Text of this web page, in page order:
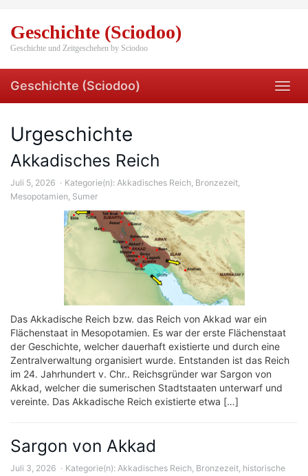
main
content
Geschichte (Sciodoo)
Geschichte und Zeitgeschehen by Sciodoo
Geschichte (Sciodoo)
Urgeschichte
Akkadisches Reich
Juli 5, 2026 Kategorie(n): Akkadisches Reich, Bronzezeit,
Mesopotamien, Sumer
Das Akkadische Reich bzw. das Reich von Akkad war ein
Flächenstaat in Mesopotamien. Es war der erste Flächenstaat
der Geschichte, welcher dauerhaft existierte und durch eine
Zentralverwaltung organisiert wurde. Entstanden ist das Reich
im 24. Jahrhundert v. Chr.. Reichsgründer war Sargon von
Akkad, welcher die sumerischen Stadtstaaten unterwarf und
vereinte. Das Akkadische Reich existierte etwa […]
Sargon von Akkad
Juli 3, 2026 Kategorie(n): Akkadisches Reich, Bronzezeit, historische